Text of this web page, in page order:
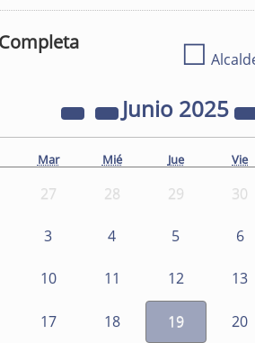
☐
Junio 2025
Mar Mié Jue Vie
27 28 29 30
3 4 5 6
10 11 12 13
17 18 19 20